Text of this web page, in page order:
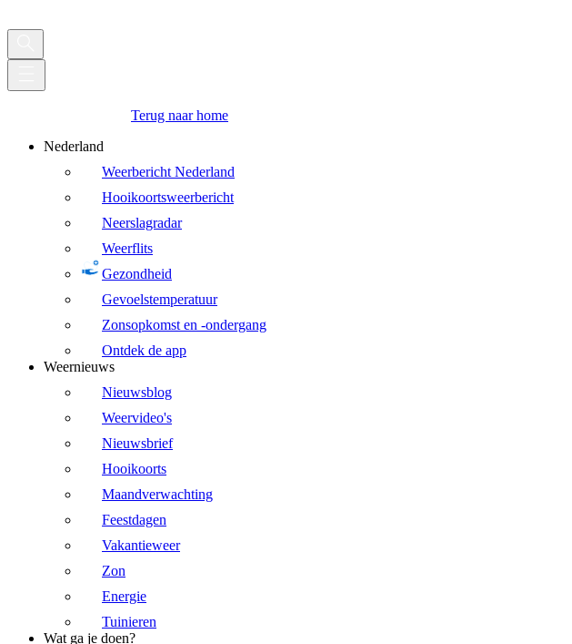
Terug naar home
Nederland
Weerbericht Nederland
Hooikoortsweerbericht
Neerslagradar
Weerflits
Gezondheid
Gevoelstemperatuur
Zonsopkomst en -ondergang
Ontdek de app
Weernieuws
Nieuwsblog
Weervideo's
Nieuwsbrief
Hooikoorts
Maandverwachting
Feestdagen
Vakantieweer
Zon
Energie
Tuinieren
Wat ga je doen?